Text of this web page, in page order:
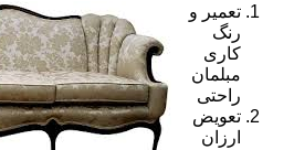
تعمیر و
رنگ
کاری
مبلمان
راحتی
تعویض
ارزان